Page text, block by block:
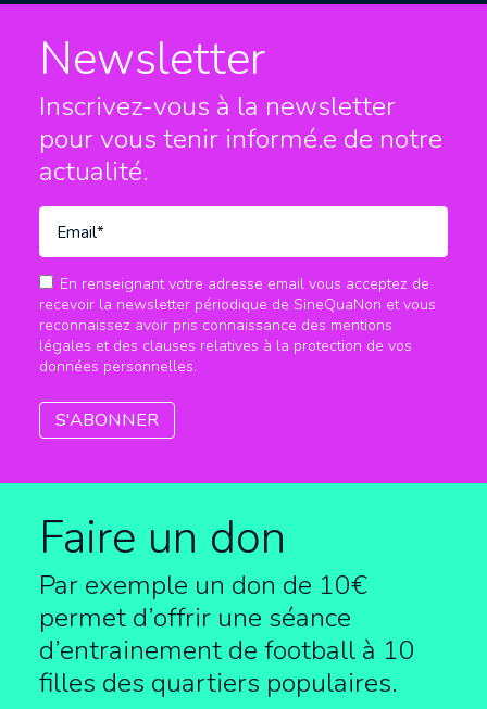
Newsletter
Inscrivez-vous à la newsletter
pour vous tenir informé.e de notre
actualité.
En renseignant votre adresse email vous acceptez de
recevoir la newsletter périodique de SineQuaNon et vous
reconnaissez avoir pris connaissance des mentions
légales et des clauses relatives à la protection de vos
données personnelles.
Faire un don
Par exemple un don de 10€
permet d’offrir une séance
d’entrainement de football à 10
filles des quartiers populaires.